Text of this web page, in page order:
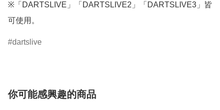
※「DARTSLIVE」「DARTSLIVE2」「DARTSLIVE3」皆
可使用。
dartslive
你可能感興趣的商品